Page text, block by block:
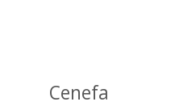
Cenefa